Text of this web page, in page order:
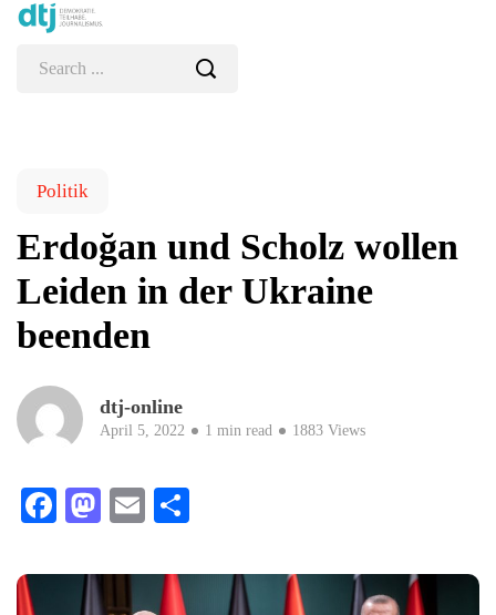
Politik
Erdoğan und Scholz wollen
Leiden in der Ukraine
beenden
dtj-online
April 5, 2022 1 min read 1883 Views
Facebook
Mastodon
Email